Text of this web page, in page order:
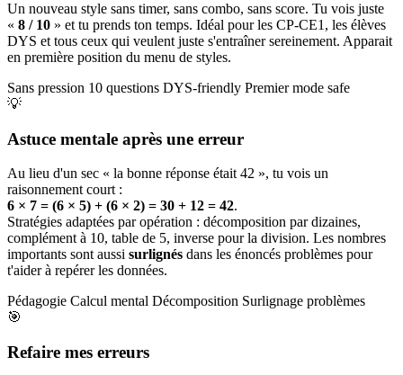
Un nouveau style sans timer, sans combo, sans score. Tu vois juste
« 8 / 10 » et tu prends ton temps. Idéal pour les CP-CE1, les élèves
DYS et tous ceux qui veulent juste s'entraîner sereinement. Apparait
en première position du menu de styles.
Sans pression 10 questions DYS-friendly Premier mode safe
💡
Astuce mentale après une erreur
Au lieu d'un sec « la bonne réponse était 42 », tu vois un
raisonnement court :
6 × 7 = (6 × 5) + (6 × 2) = 30 + 12 = 42.
Stratégies adaptées par opération : décomposition par dizaines,
complément à 10, table de 5, inverse pour la division. Les nombres
importants sont aussi surlignés dans les énoncés problèmes pour
t'aider à repérer les données.
Pédagogie Calcul mental Décomposition Surlignage problèmes
🎯
Refaire mes erreurs